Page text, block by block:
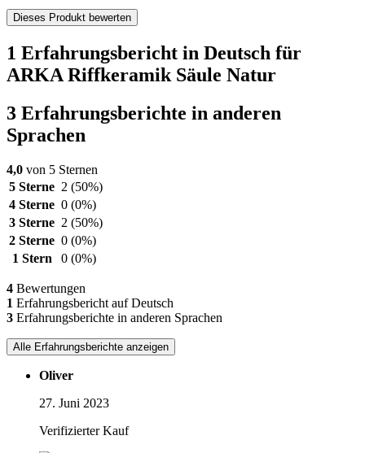
Dieses Produkt bewerten
1 Erfahrungsbericht in Deutsch für
ARKA Riffkeramik Säule Natur
3 Erfahrungsberichte in anderen
Sprachen
4,0 von 5 Sternen
5 Sterne 2 (50%)
4 Sterne 0 (0%)
3 Sterne 2 (50%)
2 Sterne 0 (0%)
1 Stern
0 (0%)
4 Bewertungen
1 Erfahrungsbericht auf Deutsch
3 Erfahrungsberichte in anderen Sprachen
Alle Erfahrungsberichte anzeigen
Oliver
27. Juni 2023
Verifizierter Kauf